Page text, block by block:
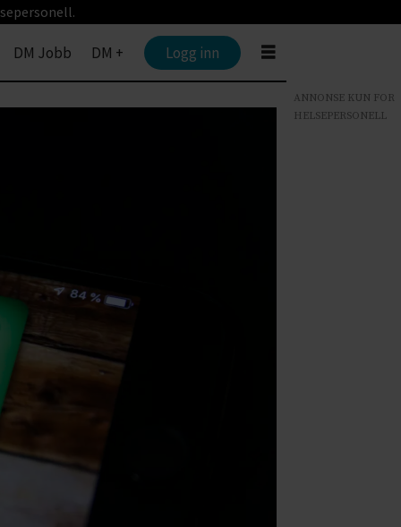
DM Jobb DM + Logg inn
ANNONSE KUN FOR
HELSEPERSONELL